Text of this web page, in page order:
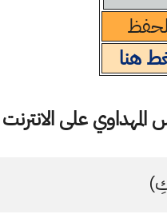
هنا
على الانترنت